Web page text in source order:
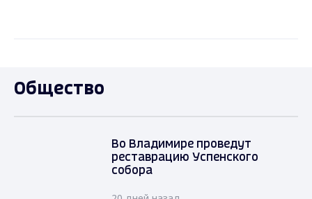
Общество
Во Владимире проведут
реставрацию Успенского
собора